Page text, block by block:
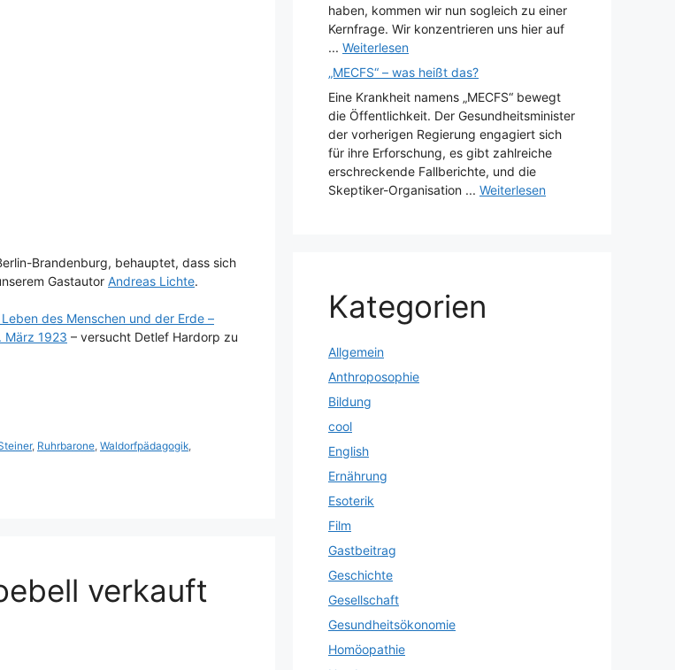
Brandenburg, behauptet, dass sich
Gastautor Andreas Lichte.
Leben des Menschen und der Erde –
März 1923 – versucht Detlef Hardorp zu
, Ruhrbarone ,Waldorfpädagogik
verkauft
haben, kommen wir nun sogleich zu einer
Kernfrage. Wir konzentrieren uns hier auf
... Weiterlesen
„MECFS“ – was heißt das?
Eine Krankheit namens „MECFS“ bewegt
die Öffentlichkeit. Der Gesundheitsminister
der vorherigen Regierung engagiert sich
für ihre Erforschung, es gibt zahlreiche
erschreckende Fallberichte, und die
Skeptiker-Organisation ... Weiterlesen
Kategorien
Allgemein
Anthroposophie
Bildung
cool
English
Ernährung
Esoterik
Film
Gastbeitrag
Geschichte
Gesellschaft
Gesundheitsökonomie
Homöopathie